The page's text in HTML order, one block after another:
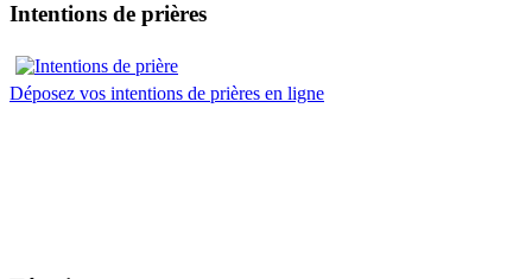
Intentions de prières
Déposez vos intentions de prières en ligne